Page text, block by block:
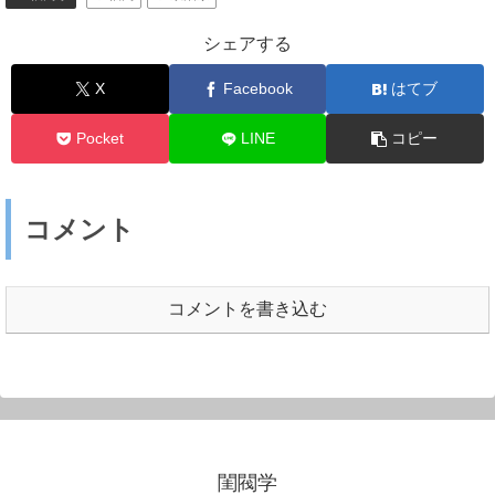
シェアする
X Facebook はてブ
Pocket LINE コピー
コメント
コメントを書き込む
閨閥学